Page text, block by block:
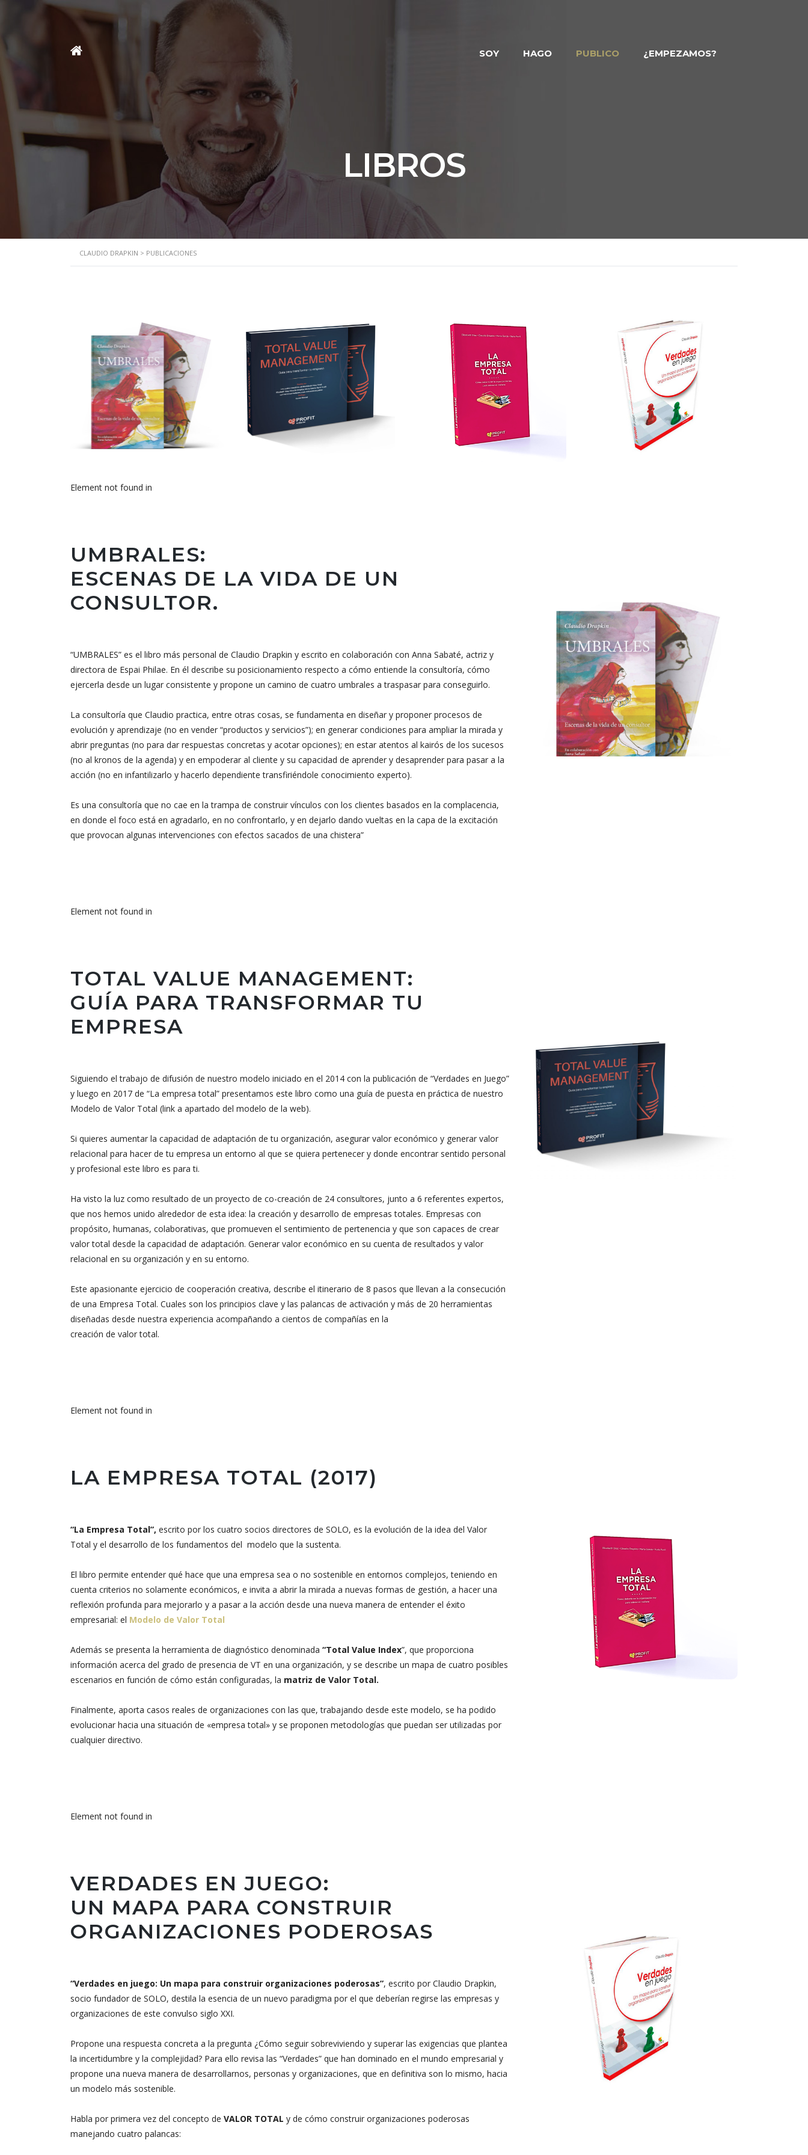
SOY HAGO PUBLICO ¿EMPEZAMOS?
LIBROS
CLAUDIO DRAPKIN > PUBLICACIONES
UMBRALES
+ info
LA
EMPRESA
TOTAL
+ info
LA
EMPRESA
TOTAL
VERDADES
EN JUEGO
+ info
Element not found in
UMBRALES:
ESCENAS DE LA VIDA DE UN
CONSULTOR.
“UMBRALES” es el libro más personal de Claudio Drapkin y escrito en colaboración con Anna Sabaté, actriz y
directora de Espai Philae. En él describe su posicionamiento respecto a cómo entiende la consultoría, cómo
ejercerla desde un lugar consistente y propone un camino de cuatro umbrales a traspasar para conseguirlo.
La consultoría que Claudio practica, entre otras cosas, se fundamenta en diseñar y proponer procesos de
evolución y aprendizaje (no en vender “productos y servicios”); en generar condiciones para ampliar la mirada y
abrir preguntas (no para dar respuestas concretas y acotar opciones); en estar atentos al kairós de los sucesos
(no al kronos de la agenda) y en empoderar al cliente y su capacidad de aprender y desaprender para pasar a la
acción (no en infantilizarlo y hacerlo dependiente transfiriéndole conocimiento experto).
Es una consultoría que no cae en la trampa de construir vínculos con los clientes basados en la complacencia,
en donde el foco está en agradarlo, en no confrontarlo, y en dejarlo dando vueltas en la capa de la excitación
que provocan algunas intervenciones con efectos sacados de una chistera”
UMBRALES
Comprar
Element not found in
TOTAL VALUE MANAGEMENT:
GUÍA PARA TRANSFORMAR TU
EMPRESA
Siguiendo el trabajo de difusión de nuestro modelo iniciado en el 2014 con la publicación de “Verdades en Juego”
y luego en 2017 de “La empresa total” presentamos este libro como una guía de puesta en práctica de nuestro
Modelo de Valor Total (link a apartado del modelo de la web).
Si quieres aumentar la capacidad de adaptación de tu organización, asegurar valor económico y generar valor
relacional para hacer de tu empresa un entorno al que se quiera pertenecer y donde encontrar sentido personal
y profesional este libro es para ti.
Ha visto la luz como resultado de un proyecto de co-creación de 24 consultores, junto a 6 referentes expertos,
que nos hemos unido alrededor de esta idea: la creación y desarrollo de empresas totales. Empresas con
propósito, humanas, colaborativas, que promueven el sentimiento de pertenencia y que son capaces de crear
valor total desde la capacidad de adaptación. Generar valor económico en su cuenta de resultados y valor
relacional en su organización y en su entorno.
Este apasionante ejercicio de cooperación creativa, describe el itinerario de 8 pasos que llevan a la consecución
de una Empresa Total. Cuales son los principios clave y las palancas de activación y más de 20 herramientas
diseñadas desde nuestra experiencia acompañando a cientos de compañías en la
creación de valor total.
LA EMPRESA
TOTAL
Element not found in
LA EMPRESA TOTAL (2017)
“La Empresa Total”, escrito por los cuatro socios directores de SOLO, es la evolución de la idea del Valor
Total y el desarrollo de los fundamentos del modelo que la sustenta.
El libro permite entender qué hace que una empresa sea o no sostenible en entornos complejos, teniendo en
cuenta criterios no solamente económicos, e invita a abrir la mirada a nuevas formas de gestión, a hacer una
reflexión profunda para mejorarlo y a pasar a la acción desde una nueva manera de entender el éxito
empresarial: el Modelo de Valor Total
Además se presenta la herramienta de diagnóstico denominada “Total Value Index”, que proporciona
información acerca del grado de presencia de VT en una organización, y se describe un mapa de cuatro posibles
escenarios en función de cómo están configuradas, la matriz de Valor Total.
Finalmente, aporta casos reales de organizaciones con las que, trabajando desde este modelo, se ha podido
evolucionar hacia una situación de «empresa total» y se proponen metodologías que puedan ser utilizadas por
cualquier directivo.
LA EMPRESA
TOTAL
Comprar
Element not found in
VERDADES EN JUEGO:
UN MAPA PARA CONSTRUIR
ORGANIZACIONES PODEROSAS
“Verdades en juego: Un mapa para construir organizaciones poderosas”, escrito por Claudio Drapkin,
socio fundador de SOLO, destila la esencia de un nuevo paradigma por el que deberían regirse las empresas y
organizaciones de este convulso siglo XXI.
Propone una respuesta concreta a la pregunta ¿Cómo seguir sobreviviendo y superar las exigencias que plantea
la incertidumbre y la complejidad? Para ello revisa las “Verdades” que han dominado en el mundo empresarial y
propone una nueva manera de desarrollarnos, personas y organizaciones, que en definitiva son lo mismo, hacia
un modelo más sostenible.
Habla por primera vez del concepto de VALOR TOTAL y de cómo construir organizaciones poderosas
manejando cuatro palancas:
VERDADES EN
JUEGO
Comprar